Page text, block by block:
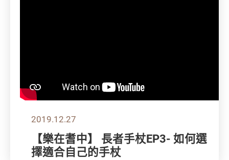
2019.12.27
【樂在耆中】 長者手杖EP3- 如何選
擇適合自己的手杖